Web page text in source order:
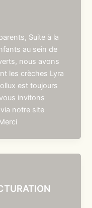
Suite à la
au sein de
nous avons
les crèches Lyra
est toujours
invitons
notre site